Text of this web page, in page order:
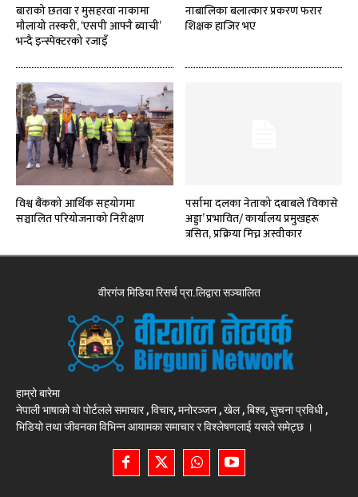
बाराको छतवा र मुसहरवा नाकामा
मौलायो तस्करी, ‘एसपी आफ्नै ब्याची’
भन्दै इन्स्पेक्टरको रजाइँ
नाबालिका बलात्कार प्रकरण फरार
शिक्षक हाजिर भए
विश्व बैंकको आर्थिक सहयोगमा
सञ्चालित परियोजनाको निरीक्षण
पर्सामा दलका नेताको दबाबले ‘विकासे
अड्डा’ प्रभावित/ कार्यालय प्रमुखहरू
त्रसित, प्रक्रिया मिच्न अस्वीकार
वीरगंज मिडिया रिसर्च प्रा.लिद्वारा सञ्चालित
हाम्रो बारेमा
नेपाली भाषाको यो पोर्टलले समाचार , विचार, मनोरञ्जन , खेल , बिश्व, सुचना प्रविधी ,
भिडियो तथा जीवनका विभिन्न आयामका समाचार र विश्लेषणलाई यसले समेट्छ ।